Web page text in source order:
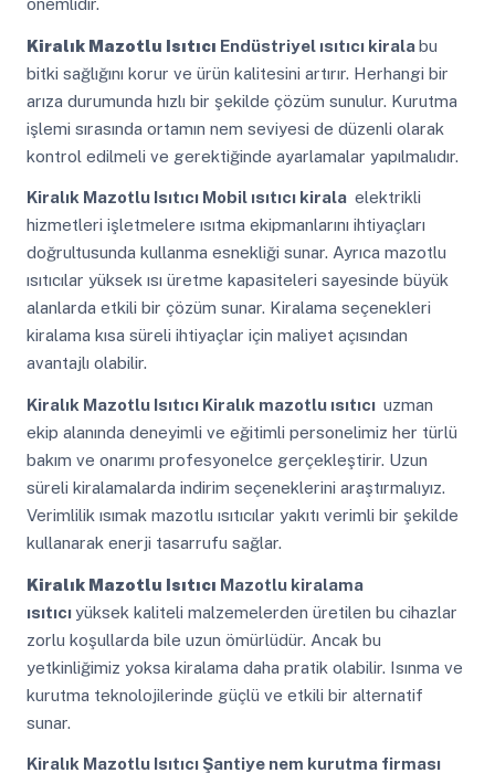
önemlidir.
Kiralık Mazotlu Isıtıcı Endüstriyel ısıtıcı kiralabu
bitki sağlığını korur ve ürün kalitesini artırır. Herhangi bir
arıza durumunda hızlı bir şekilde çözüm sunulur. Kurutma
işlemi sırasında ortamın nem seviyesi de düzenli olarak
kontrol edilmeli ve gerektiğinde ayarlamalar yapılmalıdır.
Kiralık Mazotlu IsıtıcıMobil ısıtıcı kirala elektrikli
hizmetleri işletmelere ısıtma ekipmanlarını ihtiyaçları
doğrultusunda kullanma esnekliği sunar. Ayrıca mazotlu
ısıtıcılar yüksek ısı üretme kapasiteleri sayesinde büyük
alanlarda etkili bir çözüm sunar. Kiralama seçenekleri
kiralama kısa süreli ihtiyaçlar için maliyet açısından
avantajlı olabilir.
Kiralık Mazotlu IsıtıcıKiralık mazotlu ısıtıcı uzman
ekip alanında deneyimli ve eğitimli personelimiz her türlü
bakım ve onarımı profesyonelce gerçekleştirir. Uzun
süreli kiralamalarda indirim seçeneklerini araştırmalıyız.
Verimlilik ısımak mazotlu ısıtıcılar yakıtı verimli bir şekilde
kullanarak enerji tasarrufu sağlar.
Kiralık Mazotlu Isıtıcı Mazotlu kiralama
ısıtıcıyüksek kaliteli malzemelerden üretilen bu cihazlar
zorlu koşullarda bile uzun ömürlüdür. Ancak bu
yetkinliğimiz yoksa kiralama daha pratik olabilir. Isınma ve
kurutma teknolojilerinde güçlü ve etkili bir alternatif
sunar.
Kiralık Mazotlu IsıtıcıŞantiye nem kurutma firması